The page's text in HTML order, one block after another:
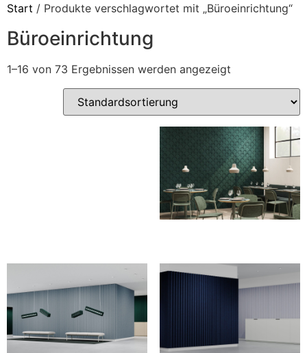
Start / Produkte verschlagwortet mit „Büroeinrichtung“
Büroeinrichtung
1–16 von 73 Ergebnissen werden angezeigt